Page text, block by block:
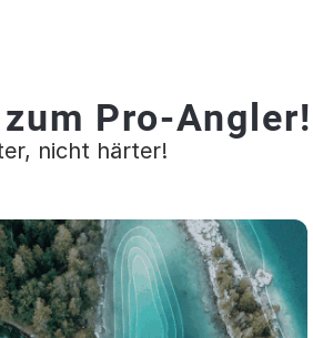
Pro-Angler!
nicht härter!